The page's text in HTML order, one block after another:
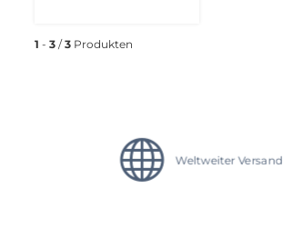
1 - 3 /3 Produkten
Weltweiter Versand